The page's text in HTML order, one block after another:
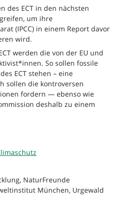
des ECT in den nächsten
um ihre
(IPCC) in einem Report davor
wird.
werden die von der EU und
So sollen fossile
ECT stehen – eine
sollen die kontroversen
fordern — ebenso wie
deshalb zu einem
NaturFreunde
München, Urgewald